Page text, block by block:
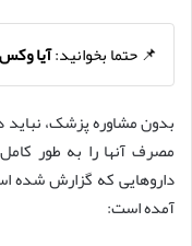
📌 حتما بخوانید:آیا
بدون مشاوره پزشک،
مصرف آنها را به طور
داروهایی که گزارش شده
آمده است: